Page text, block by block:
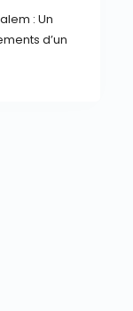
: Un
d’un